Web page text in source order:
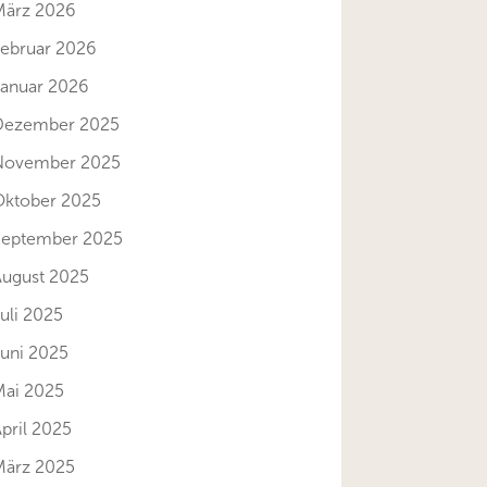
2026
2026
2026
2025
2025
2025
2025
2025
2025
2025
2025
2025
2025